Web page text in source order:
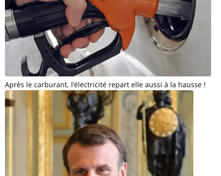
Après le carburant, l’électricité repart elle aussi à la hausse !